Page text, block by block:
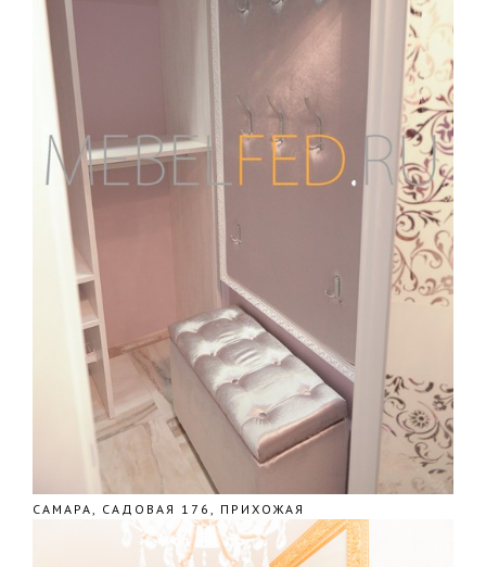
САМАРА, САДОВАЯ 176, ПРИХОЖАЯ